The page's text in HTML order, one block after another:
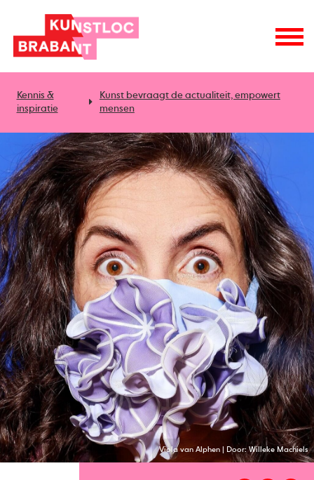
Kennis &
inspiratie
Kunst bevraagt de actualiteit, empowert
mensen
Viola van Alphen | Door: Willeke Machiels